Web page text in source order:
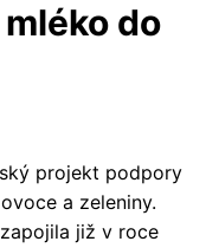
do
projekt podpory
a zeleniny.
již v roce